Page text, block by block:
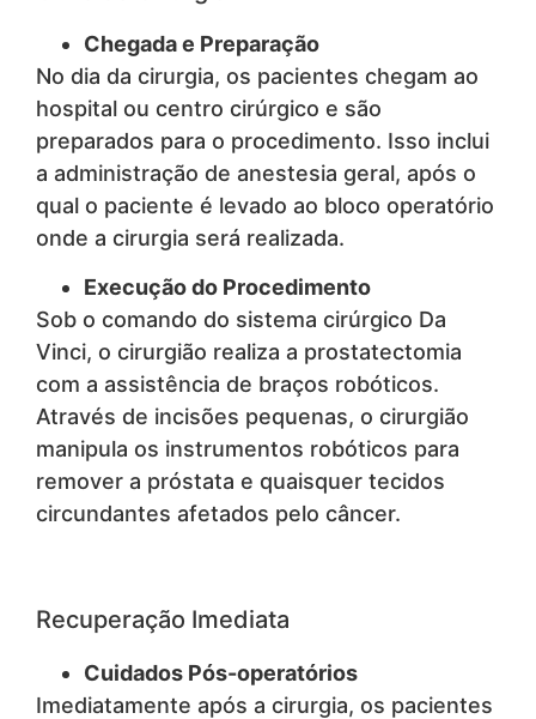
Chegada e Preparação
No dia da cirurgia, os pacientes chegam ao
hospital ou centro cirúrgico e são
preparados para o procedimento. Isso inclui
a administração de anestesia geral, após o
qual o paciente é levado ao bloco operatório
onde a cirurgia será realizada.
Execução do Procedimento
Sob o comando do sistema cirúrgico Da
Vinci, o cirurgião realiza a prostatectomia
com a assistência de braços robóticos.
Através de incisões pequenas, o cirurgião
manipula os instrumentos robóticos para
remover a próstata e quaisquer tecidos
circundantes afetados pelo câncer.
Recuperação Imediata
Cuidados Pós-operatórios
Imediatamente após a cirurgia, os pacientes